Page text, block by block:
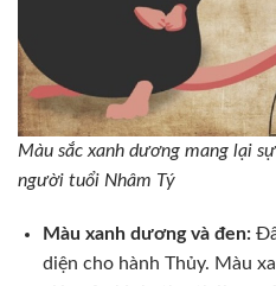
Màu sắc xanh dương mang lại
người tuổi Nhâm Tý
Màu xanh dương và đen:
diện cho hành Thủy. Màu